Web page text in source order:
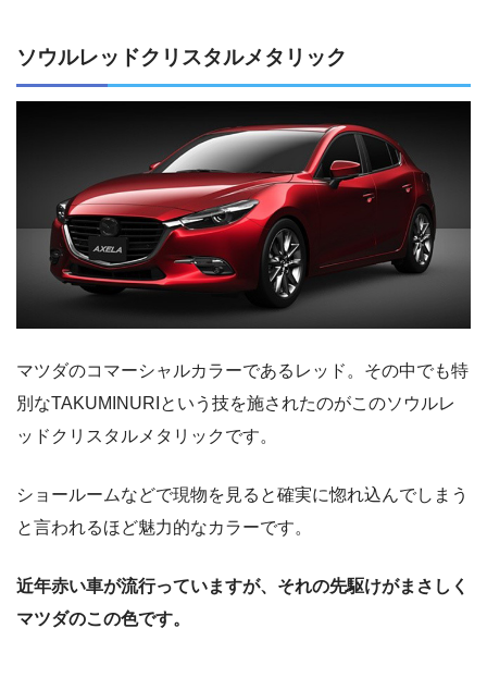
ソウルレッドクリスタルメタリック
マツダのコマーシャルカラーであるレッド。その中でも特
別なTAKUMINURIという技を施されたのがこのソウルレ
ッドクリスタルメタリックです。
ショールームなどで現物を見ると確実に惚れ込んでしまう
と言われるほど魅力的なカラーです。
近年赤い車が流行っていますが、それの先駆けがまさしく
マツダのこの色です。